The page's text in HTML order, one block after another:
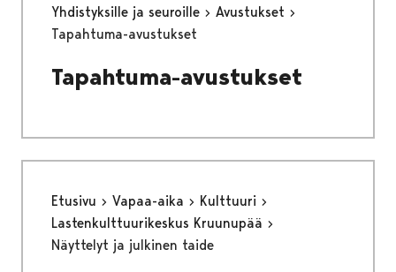
Yhdistyksille ja seuroille
Avustukset
Tapahtuma-avustukset
Tapahtuma-avustukset
Etusivu Vapaa-aika
Kulttuuri
Lastenkulttuurikeskus Kruunupää
Näyttelyt ja julkinen taide